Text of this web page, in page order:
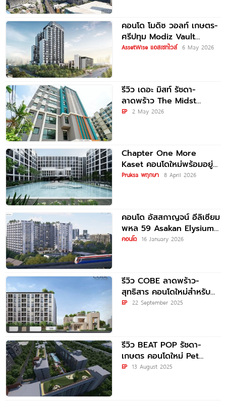
คอนโด โมดิซ วอลท์ เกษตร-
ศรีปทุม Modiz Vault
Kaset-Sripatum ติดรั้ว
AssetWise แอสเซทไวส์ 6 May 2026
รีวิว เดอะ มิสท์ รัชดา-
ลาดพร้าว The Midst
Ratchada-Ladprao คอนโด
EP 2 May 2026
Chapter One More
Kaset คอนโดใหม่พร้อมอยู่
ใกล้ BTS ม.เกษตรฯ เริ่ม
Pruksa พฤกษา 8 April 2026
คอนโด อัสสกาญจน์ อีลิเซียม
พหล 59 Asakan Elysium
Phahol 59 ติด
คอนโด 16 January 2026
รีวิว COBE ลาดพร้าว-
สุทธิสาร คอนโดใหม่สำหรับ
New Gen จาก SC Asset
EP 22 September 2025
รีวิว BEAT POP รัชดา-
เกษตร คอนโดใหม่ Pet
Friendly แต่งเฟอร์ฯ ครบ
EP 13 August 2025